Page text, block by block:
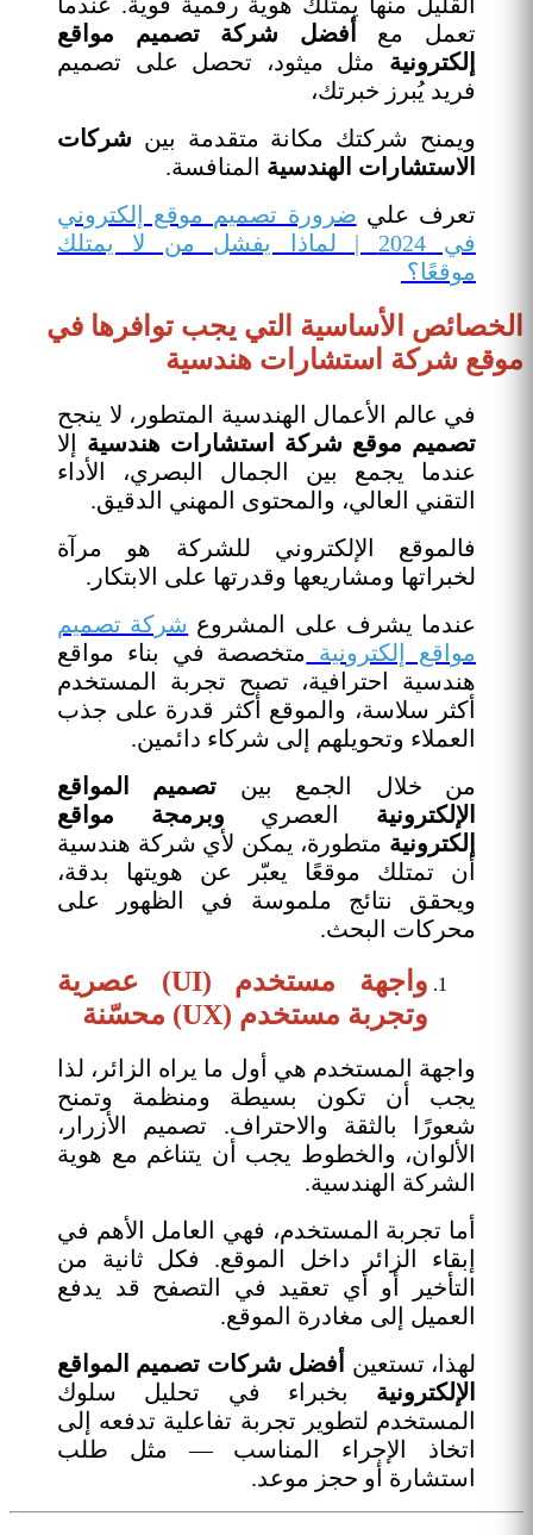
تعمل مع
أفضل شركة تصميم مواقع
إلكترونية مثل ميثود، تحصل على تصميم
فريد يُبرز خبرتك،
ويمنح شركتك مكانة متقدمة بين شركات
الاستشارات الهندسية المنافسة.
تعرف علي ضرورة تصميم موقع إلكتروني
في 2024 | لماذا يفشل من لا يمتلك
موقعًا؟
الخصائص الأساسية التي يجب توافرها في
موقع شركة استشارات هندسية
في عالم الأعمال الهندسية المتطور، لا ينجح
تصميم موقع شركة استشارات هندسية إلا
عندما يجمع بين الجمال البصري، الأداء
التقني العالي، والمحتوى المهني الدقيق.
فالموقع الإلكتروني للشركة هو مرآة
لخبراتها ومشاريعها وقدرتها على الابتكار.
عندما يشرف على المشروع شركة تصميم
مواقع إلكترونية
متخصصة في بناء مواقع
هندسية احترافية، تصبح تجربة المستخدم
أكثر سلاسة، والموقع أكثر قدرة على جذب
العملاء وتحويلهم إلى شركاء دائمين.
من خلال الجمع بين تصميم المواقع
الإلكترونية العصري وبرمجة مواقع
إلكترونية متطورة، يمكن لأي شركة هندسية
أن تمتلك موقعًا يعبّر عن هويتها بدقة،
ويحقق نتائج ملموسة في الظهور على
محركات البحث.
واجهة مستخدم (UI) عصرية
وتجربة مستخدم (UX) محسّنة
واجهة المستخدم هي أول ما يراه الزائر، لذا
يجب أن تكون بسيطة ومنظمة وتمنح
شعورًا بالثقة والاحتراف. تصميم الأزرار،
الألوان، والخطوط يجب أن يتناغم مع هوية
الشركة الهندسية.
أما تجربة المستخدم، فهي العامل الأهم في
إبقاء الزائر داخل الموقع. فكل ثانية من
التأخير أو أي تعقيد في التصفح قد يدفع
العميل إلى مغادرة الموقع.
لهذا، تستعين أفضل شركات تصميم المواقع
الإلكترونية بخبراء في تحليل سلوك
المستخدم لتطوير تجربة تفاعلية تدفعه إلى
اتخاذ الإجراء المناسب — مثل طلب
استشارة أو حجز موعد.